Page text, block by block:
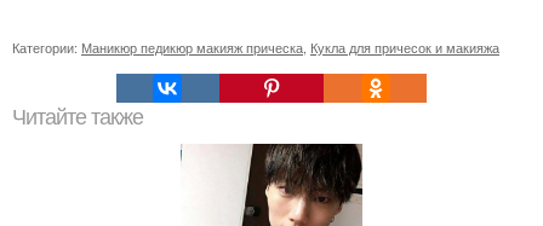
Категории: Маникюр педикюр макияж прическа Кукла для причесок и макияжа
Читайте также